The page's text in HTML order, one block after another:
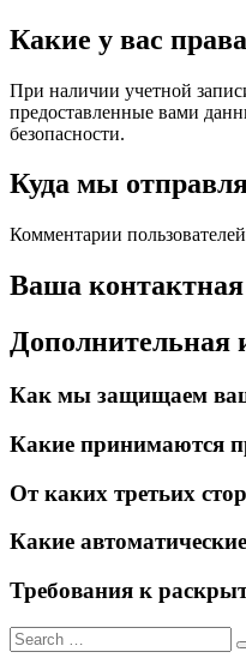
Какие у вас
При наличии учетной
предоставленные вами
безопасности.
Куда мы
Комментарии
Ваша
Дополнительная
Как мы защищаем
Какие принимаются
От каких третьих
Какие
Требования к